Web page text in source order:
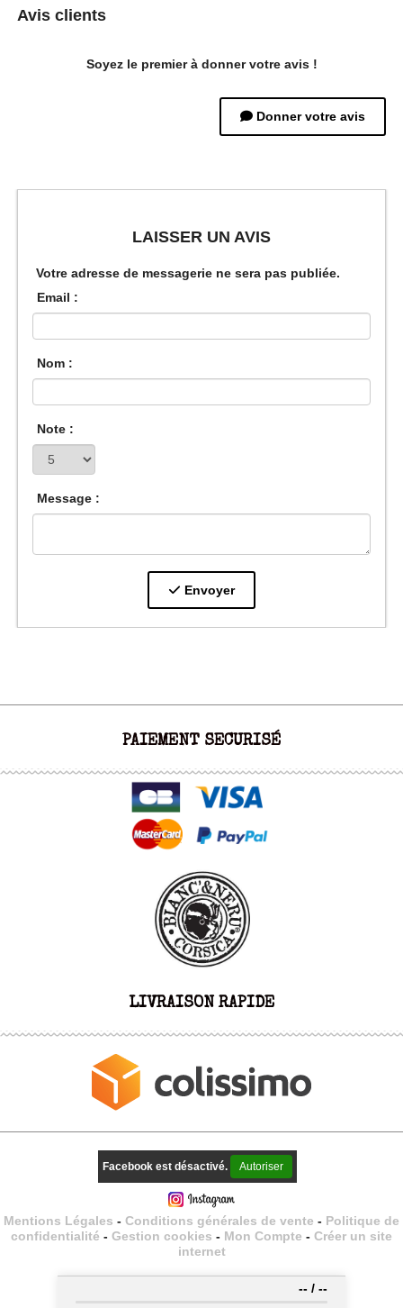
Avis clients
Soyez le premier à donner votre avis !
Donner votre avis
LAISSER UN AVIS
Votre adresse de messagerie ne sera pas publiée.
Email :
Nom :
Note :
Message :
Envoyer
PAIEMENT SECURISÉ
LIVRAISON RAPIDE
Facebook est désactivé. Autoriser
Mentions Légales Conditions générales de vente
Politique de
confidentialité
Gestion cookies Mon Compte
Créer un site
internet
-- / --